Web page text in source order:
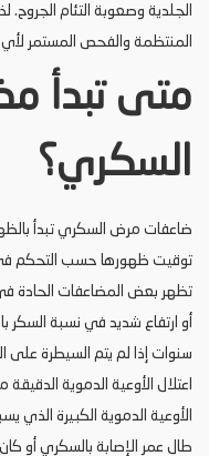
الجلدية وصعوبة التئام الجروح.
المنتظمة والفحص المستمر لأي
متى تبدأ
السكري؟
ضاعفات مرض السكري تبدأ
توقيت ظهورها حسب التحكم في
تظهر بعض المضاعفات الحادة
أو ارتفاع شديد في نسبة السكر
سنوات إذا لم يتم السيطرة
اعتلال الأوعية الدموية
الأوعية الدموية الكبيرة الذي
طال عمر الإصابة بالسكري أو